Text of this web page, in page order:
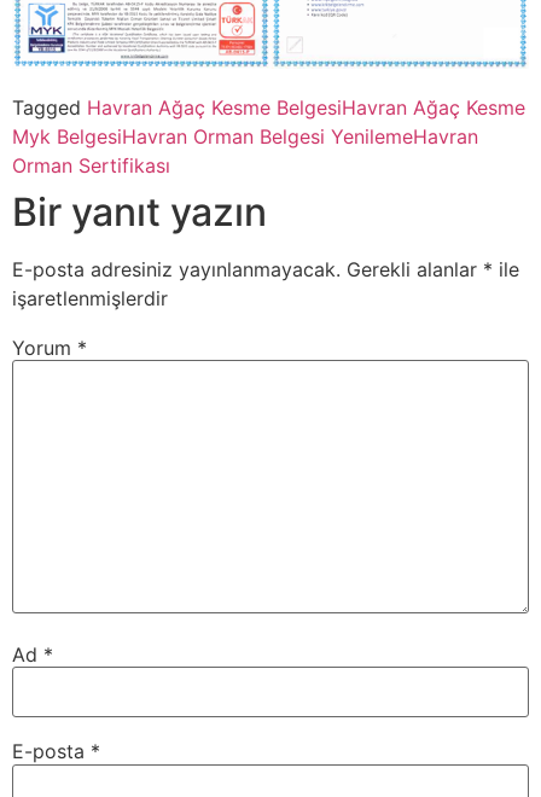
Tagged Havran Ağaç Kesme BelgesiHavran Ağaç Kesme
Myk BelgesiHavran Orman Belgesi YenilemeHavran
Orman Sertifikası
Bir yanıt yazın
E-posta adresiniz yayınlanmayacak. Gerekli alanlar * ile
işaretlenmişlerdir
Yorum *
Ad *
E-posta *